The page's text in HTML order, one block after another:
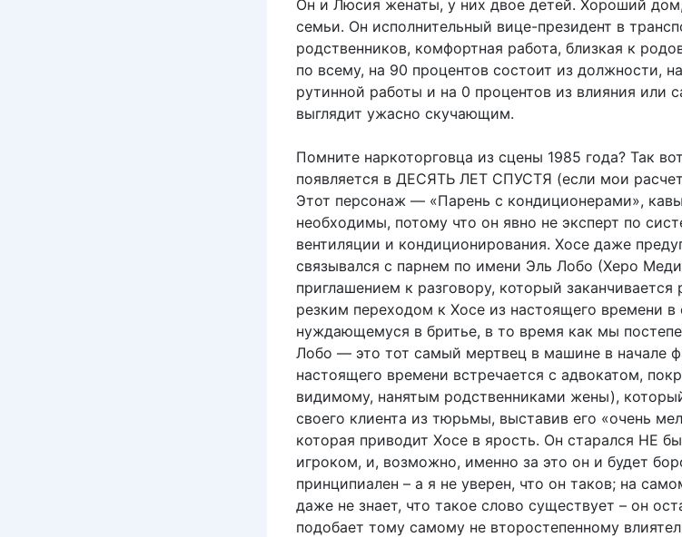
Он и Люсия женаты, у них двое детей. Хороший
семьи. Он исполнительный вице-президент в
родственников, комфортная работа, близкая к
по всему, на 90 процентов состоит из должности,
рутинной работы и на 0 процентов из влияния или
выглядит ужасно скучающим.
Помните наркоторговца из сцены 1985 года? Так
появляется в ДЕСЯТЬ ЛЕТ СПУСТЯ (если мои
Этот персонаж — «Парень с кондиционерами»,
необходимы, потому что он явно не эксперт по
вентиляции и кондиционирования. Хосе даже
связывался с парнем по имени Эль Лобо (Херо
приглашением к разговору, который
резким переходом к Хосе из настоящего времени
нуждающемуся в бритье, в то время как мы
Лобо — это тот самый мертвец в машине в начале
настоящего времени встречается с адвокатом,
видимому, нанятым родственниками жены),
своего клиента из тюрьмы, выставив его «очень
которая приводит Хосе в ярость. Он старался НЕ
игроком, и, возможно, именно за это он и будет
принципиален – а я не уверен, что он таков; на
даже не знает, что такое слово существует – он
подобает тому самому не второстепенному